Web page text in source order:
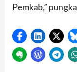
Pemkab,”